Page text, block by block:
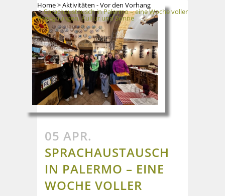
Home>Aktivitäten - Vor den Vorhang
>Sprachaustausch in Palermo – eine Woche voller
Begegnungen, Kultur und Sonne
05 APR.
SPRACHAUSTAUSCH
IN PALERMO – EINE
WOCHE VOLLER